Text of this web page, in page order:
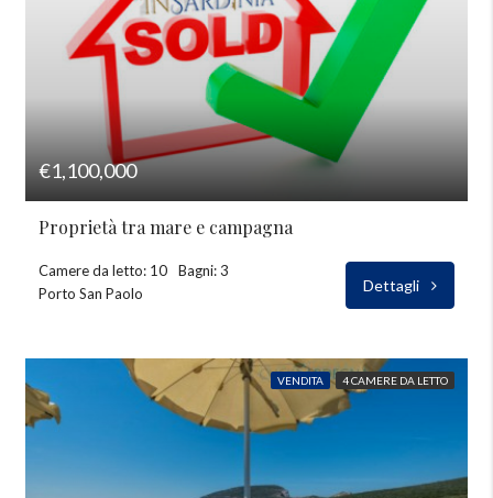
€1,100,000
Proprietà tra mare e campagna
Camere da letto: 10
Bagni: 3
Porto San Paolo
Dettagli
VENDITA 4 CAMERE DA LETTO